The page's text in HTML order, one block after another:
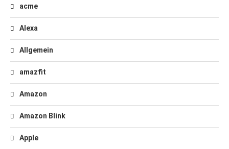
acme
Alexa
Allgemein
amazfit
Amazon
Amazon Blink
Apple